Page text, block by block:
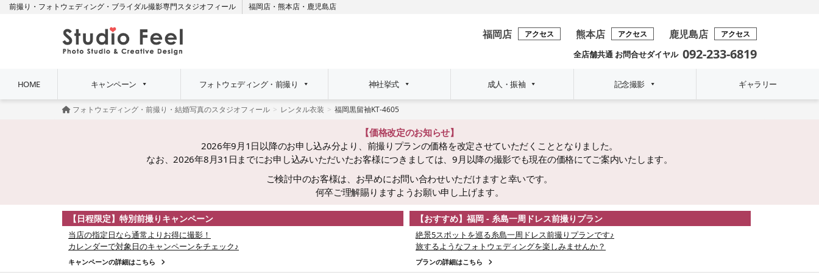
前撮り・フォトウェディング・ブライダル撮影専門スタジオフィール 福岡店 ・ 熊本店 ・ 鹿児島店
福岡店 アクセス 熊本店 アクセス 鹿児島店 アクセス
全店舗共通 お問合せダイヤル 092-233-6819
HOME キャンペーン フォトウェディング・前撮り 神社挙式 成人・振袖 記念撮影 ギャラリー
フォトウェディング・前撮り・結婚写真のスタジオフィール レンタル衣装 福岡黒留袖KT-4605
【価格改定のお知らせ】
2026年9月1日以降のお申し込み分より、前撮りプランの価格を改定させていただくこととなりました。
なお、2026年8月31日までにお申し込みいただいたお客様につきましては、9月以降の撮影でも現在の価格にてご案内いたします。
ご検討中のお客様は、お早めにお問い合わせいただけますと幸いです。
何卒ご理解賜りますようお願い申し上げます。
【日程限定】特別前撮りキャンペーン
当店の指定日なら通常よりお得に撮影！
カレンダーで対象日のキャンペーンをチェック♪
キャンペーンの詳細はこちら
【おすすめ】福岡 - 糸島一周ドレス前撮りプラン
絶景5スポットを巡る糸島一周ドレス前撮りプランです♪
旅するようなフォトウェディングを楽しみませんか？
プランの詳細はこちら